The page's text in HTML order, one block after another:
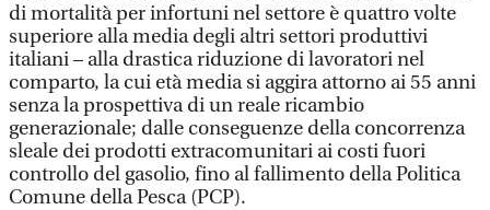
di mortalità per infortuni nel settore è quattro volte
superiore alla media degli altri settori produttivi
italiani – alla drastica riduzione di lavoratori nel
comparto, la cui età media si aggira attorno ai 55 anni
senza la prospettiva di un reale ricambio
generazionale; dalle conseguenze della concorrenza
sleale dei prodotti extracomunitari ai costi fuori
controllo del gasolio, fino al fallimento della Politica
Comune della Pesca (PCP).